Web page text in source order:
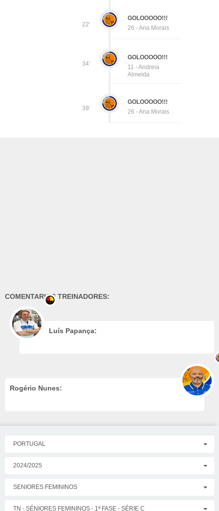
22'
GOLOOOOO!!!
26 - Ana Morais
34'
GOLOOOOO!!!
11 - Andreia
Almeida
39'
GOLOOOOO!!!
26 - Ana Morais
COMENTARIOS TREINADORES:
Luís Papança:
Rogério Nunes:
PORTUGAL
2024/2025
SENIORES FEMININOS
TN - SÉNIORES FEMININOS - 1ª FASE - SÉRIE C